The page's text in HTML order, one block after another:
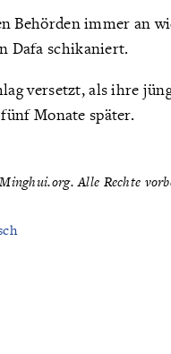
Behörden immer an
Dafa schikaniert.
versetzt, als ihre
Monate später.
Alle Rechte